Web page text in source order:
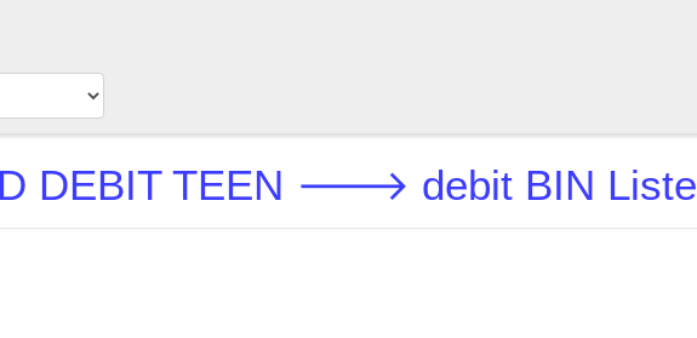
DEBIT TEEN 🡒 debit BIN Liste